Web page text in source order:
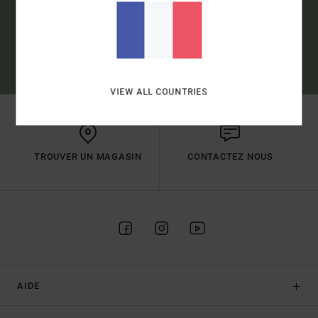
CONDITIONS DÉTAILLÉES DISPONIBLES DANS L'EMAIL DE BIENVENUE
TROUVER UN MAGASIN CONTACTEZ NOUS
AIDE
VIEW ALL COUNTRIES